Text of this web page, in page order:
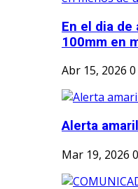
En el dia de
100mm en
Abr 15, 2026 0
Alerta
Mar 19, 2026 0